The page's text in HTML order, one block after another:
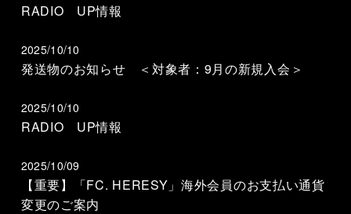
RADIO UP情報
2025/10/10
発送物のお知らせ ＜対象者：9月の新規入会＞
2025/10/10
RADIO UP情報
2025/10/09
【重要】「FC. HERESY」海外会員のお支払い通貨
変更のご案内